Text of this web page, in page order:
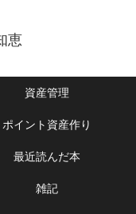
恵
資産管理
ポイント資産作り
最近読んだ本
雑記